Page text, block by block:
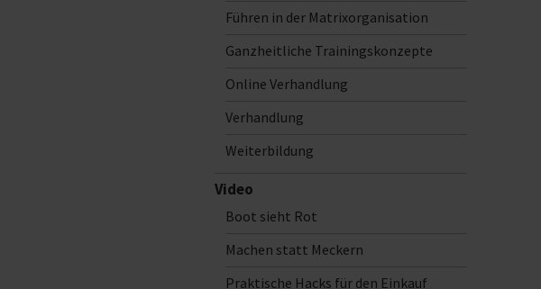
Führen in der Matrixorganisation
Ganzheitliche Trainingskonzepte
Online Verhandlung
Verhandlung
Weiterbildung
Video
Boot sieht Rot
Machen statt Meckern
Praktische Hacks für den Einkauf